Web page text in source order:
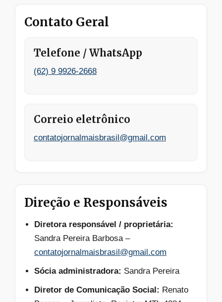
Contato Geral
Telefone / WhatsApp
(62) 9 9926-2668
Correio eletrônico
contatojornalmaisbrasil@gmail.com
Direção e Responsáveis
Diretora responsável / proprietária:
Sandra Pereira Barbosa –
contatojornalmaisbrasil@gmail.com
Sócia administradora: Sandra Pereira
Diretor de Comunicação Social: Renato